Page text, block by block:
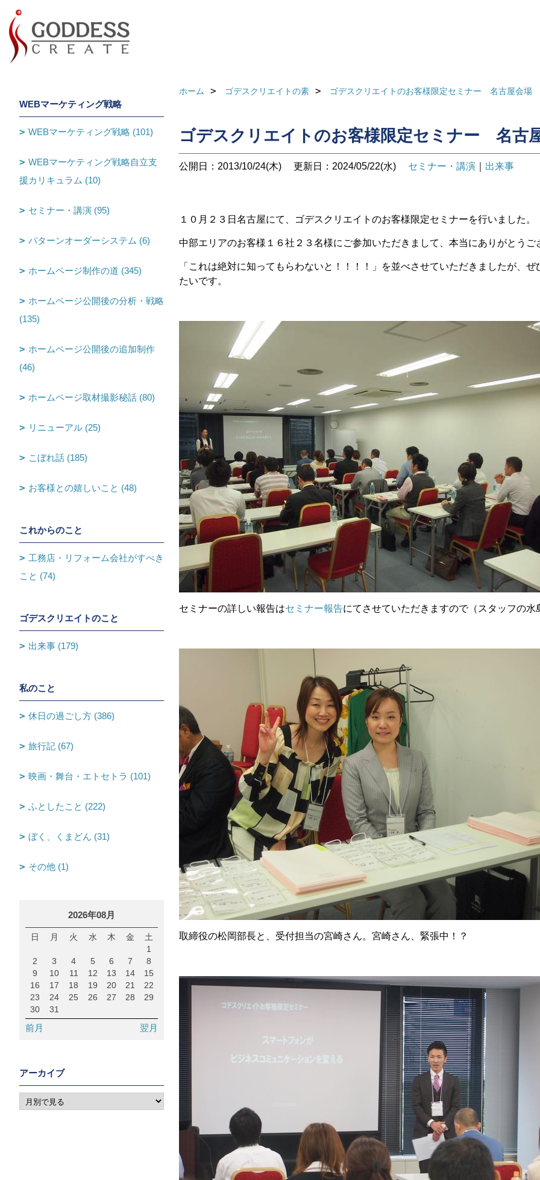
ホーム ゴデスクリエイトの素 ゴデスクリエイトのお客様限定セミナー 名古屋会場
ゴデスクリエイトのお客様限定セミナー 名古
公開日：2013/10/24(木) 更新日：2024/05/22(水) セミナー・講演 出来事
１０月２３日名古屋にて、ゴデスクリエイトのお客様限定セミナーを行いました。
中部エリアのお客様１６社２３名様にご参加いただきまして、本当にありがとうご
「これは絶対に知ってもらわないと！！！！」を並べさせていただきましたが、 ぜ
たいです。
セミナーの詳しい報告はセミナー報告にてさせていただきますので（スタッフの
取締役の松岡部長と、受付担当の宮崎さん。宮崎さん、緊張中！？
WEBマーケティング戦略
WEBマーケティング戦略 (101)
WEBマーケティング戦略自立支
援カリキュラム (10)
セミナー・講演 (95)
パターンオーダーシステム (6)
ホームページ制作の道 (345)
ホームページ公開後の分析・戦略
(135)
ホームページ公開後の追加制作
(46)
ホームページ取材撮影秘話 (80)
リニューアル (25)
こぼれ話 (185)
お客様との嬉しいこと (48)
これからのこと
工務店・リフォーム会社がすべき
こと (74)
ゴデスクリエイトのこと
出来事 (179)
私のこと
休日の過ごし方 (386)
旅行記 (67)
映画・舞台・エトセトラ (101)
ふとしたこと (222)
ぼく、くまどん (31)
その他 (1)
2026年08月
日 月 火 水 木 金
土
1
2
3 4 5 6 7
8
9
10 11 12 13 14
15
16
17 18 19 20 21
22
23
24 25 26 27 28
29
30
31
前月 翌月
アーカイブ